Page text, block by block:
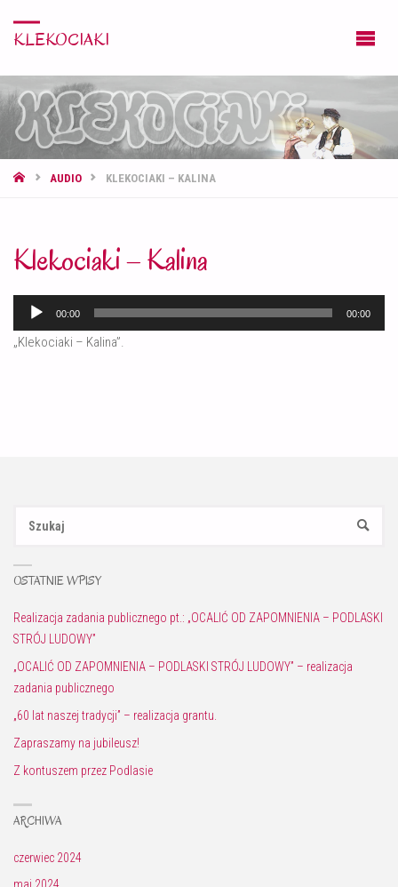
KLEKOCIAKI
STRONA
AUDIO KLEKOCIAKI – KALINA
Klekociaki – Kalina
Odtwarzacz
plików
00:00 00:00
„Klekociaki – Kalina”.
SZUKAJ
OSTATNIE WPISY
Realizacja zadania publicznego pt.: „OCALIĆ OD ZAPOMNIENIA – PODLASKI
STRÓJ LUDOWY”
„OCALIĆ OD ZAPOMNIENIA – PODLASKI STRÓJ LUDOWY” – realizacja
zadania publicznego
„60 lat naszej tradycji” – realizacja grantu.
Zapraszamy na jubileusz!
Z kontuszem przez Podlasie
ARCHIWA
czerwiec 2024